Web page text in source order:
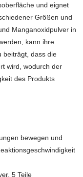
und eignet
Größen und
Manganoxidpulver in
kann ihre
beiträgt, dass die
wird, wodurch der
des Produkts
bewegen und
5 Teile